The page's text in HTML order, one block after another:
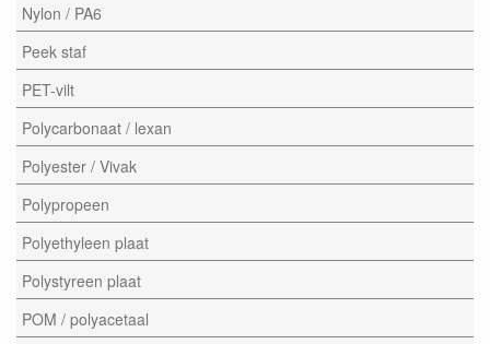
Nylon / PA6
Peek staf
PET-vilt
Polycarbonaat / lexan
Polyester / Vivak
Polypropeen
Polyethyleen plaat
Polystyreen plaat
POM / polyacetaal